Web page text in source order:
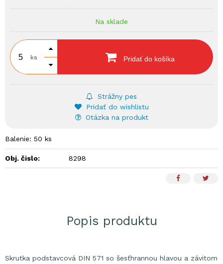
Na sklade
ks Pridať do košíka
Strážny pes
Pridať do wishlistu
Otázka na produkt
Balenie: 50 ks
Obj. čislo: 8298
Popis produktu
Skrutka podstavcová DIN 571 so šesťhrannou hlavou a závitom